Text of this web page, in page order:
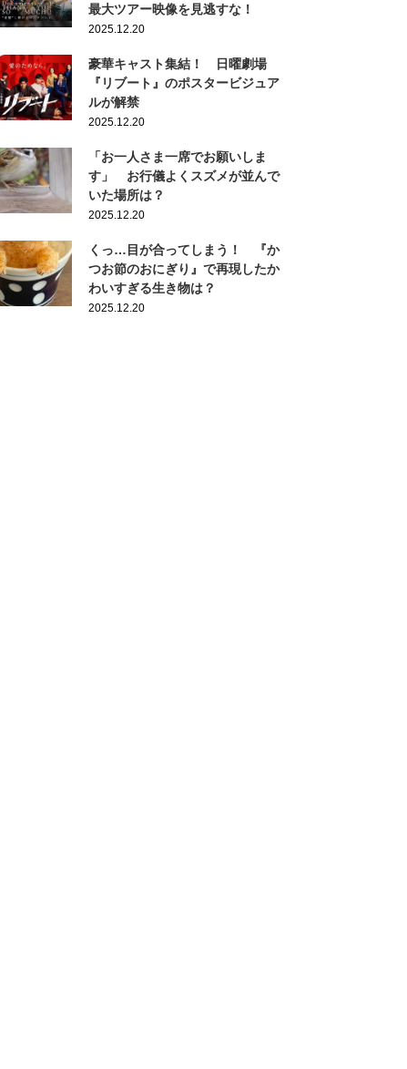
最大ツアー映像を見逃すな！
2025.12.20
豪華キャスト集結！ 日曜劇場
『リブート』のポスタービジュア
ルが解禁
2025.12.20
「お一人さま一席でお願いしま
す」 お行儀よくスズメが並んで
いた場所は？
2025.12.20
くっ…目が合ってしまう！ 『か
つお節のおにぎり』で再現したか
わいすぎる生き物は？
2025.12.20